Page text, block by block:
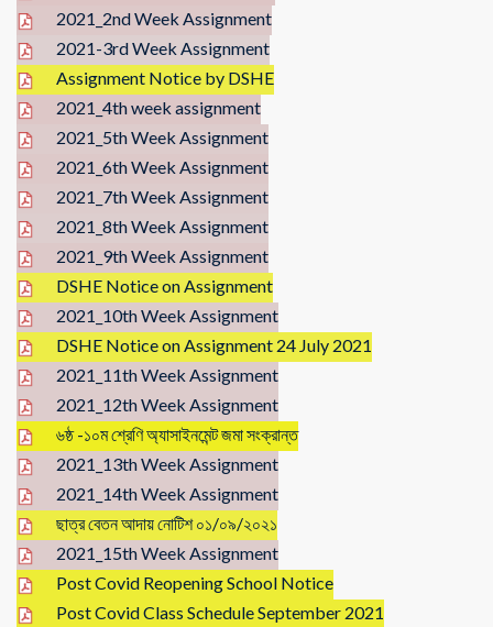
2021_2nd Week Assignment
2021-3rd Week Assignment
Assignment Notice by DSHE
2021_4th week assignment
2021_5th Week Assignment
2021_6th Week Assignment
2021_7th Week Assignment
2021_8th Week Assignment
2021_9th Week Assignment
DSHE Notice on Assignment
2021_10th Week Assignment
DSHE Notice on Assignment 24 July 2021
2021_11th Week Assignment
2021_12th Week Assignment
৬ষ্ঠ -১০ম শ্রেণি অ্যাসাইনমেন্ট জমা সংক্রান্ত
2021_13th Week Assignment
2021_14th Week Assignment
ছাত্র বেতন আদায় নোটিশ ০১/০৯/২০২১
2021_15th Week Assignment
Post Covid Reopening School Notice
Post Covid Class Schedule September 2021